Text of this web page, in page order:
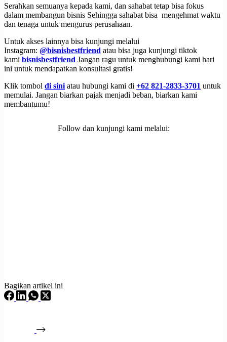
Serahkan semuanya kepada kami, dan sahabat tetap bisa fokus
dalam membangun bisnis Sehingga sahabat bisa mengehmat waktu
dan tenaga untuk mengurus perusahaan.
Untuk akses lainnya bisa kunjungi melalui
Instagram: @bisnisbestfriend atau bisa juga kunjungi tiktok
kami bisnisbestfriend Jangan ragu untuk menghubungi kami hari
ini untuk mendapatkan konsultasi gratis!
Klik tombol di sini atau hubungi kami di +62 821-2833-3701 untuk
memulai. Jangan biarkan pajak menjadi beban, biarkan kami
membantumu!
Follow dan kunjungi kami melalui:
Bagikan artikel ini